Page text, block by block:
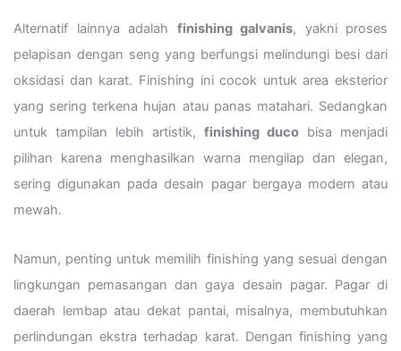
Alternatif lainnya adalah finishing galvanis, yakni proses
pelapisan dengan seng yang berfungsi melindungi besi dari
oksidasi dan karat. Finishing ini cocok untuk area eksterior
yang sering terkena hujan atau panas matahari. Sedangkan
untuk tampilan lebih artistik, finishing duco bisa menjadi
pilihan karena menghasilkan warna mengilap dan elegan,
sering digunakan pada desain pagar bergaya modern atau
mewah.
Namun, penting untuk memilih finishing yang sesuai dengan
lingkungan pemasangan dan gaya desain pagar. Pagar di
daerah lembap atau dekat pantai, misalnya, membutuhkan
perlindungan ekstra terhadap karat. Dengan finishing yang